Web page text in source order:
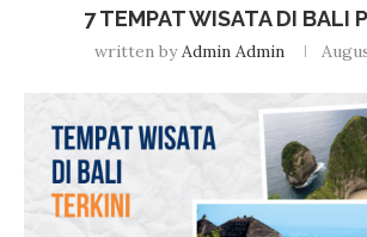
7 TEMPAT WISATA DI BALI
written byAdmin Admin